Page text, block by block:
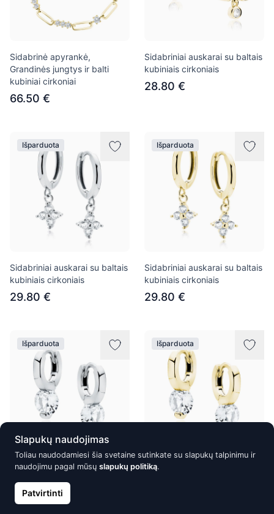
Sidabrinė apyrankė,
Grandinės jungtys ir balti
kubiniai cirkoniai
66.50 €
Sidabriniai auskarai su baltais
kubiniais cirkoniais
28.80 €
Išparduota
Sidabriniai auskarai su baltais
kubiniais cirkoniais
29.80 €
Išparduota
Sidabriniai auskarai su baltais
kubiniais cirkoniais
29.80 €
Išparduota
Sidabriniai auskarai su baltais
27.60 € 25.39 €
Išparduota
Sidabriniai auskarai su baltais
Slapukų naudojimas
Toliau naudodamiesi šia svetaine sutinkate su slapukų talpinimu ir
naudojimu pagal mūsų slapukų politiką.
Patvirtinti